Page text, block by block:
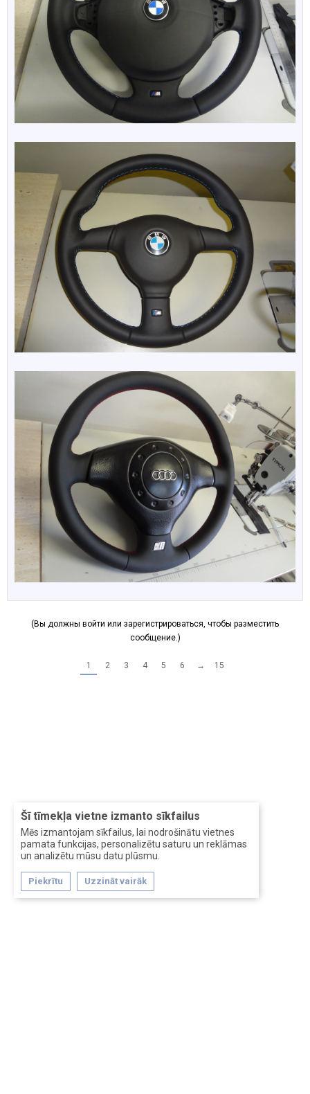
Šī tīmekļa vietne izmanto sīkfailus
Mēs izmantojam sīkfailus, lai nodrošinātu vietnes
pamata funkcijas, personalizētu saturu un reklāmas
un analizētu mūsu datu plūsmu.
Piekrītu Uzzināt vairāk
(Вы должны войти или зарегистрироваться, чтобы разместить
сообщение.)
1 2 3 4 5 6 → 15